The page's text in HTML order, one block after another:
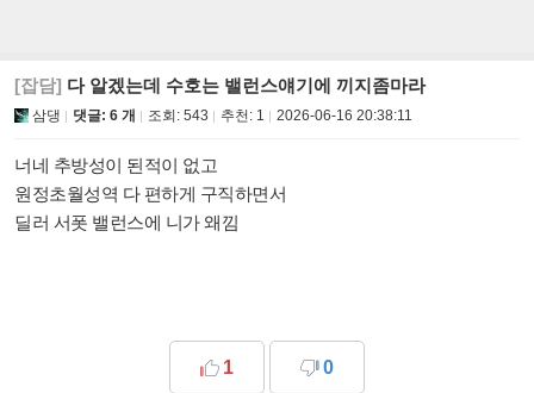
[잡담] 다 알겠는데 수호는 밸런스얘기에 끼지좀마라
삼댕 댓글: 6 개 조회: 543 추천: 1 2026-06-16 20:38:11
너네 추방성이 된적이 없고
원정초월성역 다 편하게 구직하면서
딜러 서폿 밸런스에 니가 왜낌
1 0